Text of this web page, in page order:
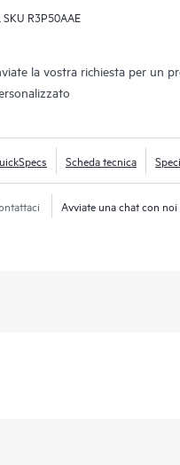
gestione SAN di ultima
SANnav Management
e semplice e basata su
di lavoro comuni quali
e inventario di più
ma intelligente.
SKU R3P50AAE
la vostra richiesta per un
Scheda tecnica
Avviate una chat con noi